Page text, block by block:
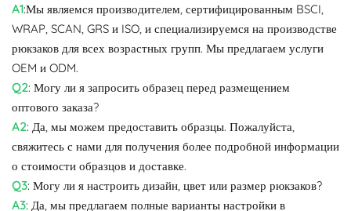
A1:Мы являемся производителем, сертифицированным BSCI,
WRAP, SCAN, GRS и ISO, и специализируемся на производстве
рюкзаков для всех возрастных групп. Мы предлагаем услуги
OEM и ODM.
Q2: Могу ли я запросить образец перед размещением
оптового заказа?
A2: Да, мы можем предоставить образцы. Пожалуйста,
свяжитесь с нами для получения более подробной информации
о стоимости образцов и доставке.
Q3: Могу ли я настроить дизайн, цвет или размер рюкзаков?
A3: Да, мы предлагаем полные варианты настройки в